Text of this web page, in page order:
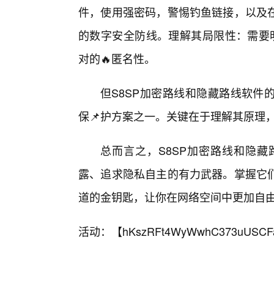
件，使用强密码，警惕钓鱼链接，以
的数字安全防线。理解其局限性：需
对的🔥匿名性。
但S8SP加密路线和隐藏路线软件
保📌护方案之一。关键在于理解其原理
总而言之，S8SP加密路线和隐
露、追求隐私自主的有力武器。掌握
道的金钥匙，让你在网络空间中更加自
活动：【